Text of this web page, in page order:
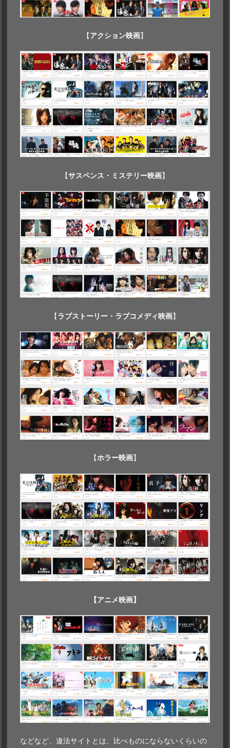
【アクション映画】
【サスペンス・ミステリー映画】
【ラブストーリー・ラブコメディ映画】
【ホラー映画】
【アニメ映画】
などなど、違法サイトとは、比べものにならないくらいの